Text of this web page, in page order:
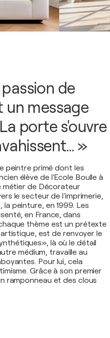
de
un message
porte s'ouvre
»
peintre primé dont les
élève de l'Ecole Boulle à
métier de Décorateur
le secteur de l'imprimerie,
peinture, en 1999. Les
en France, dans
thème est un prétexte
est de renvoyer le
là où le détail
médium, travaille au
Pour lui, cela
Grâce à son premier
ramponneau et des clous